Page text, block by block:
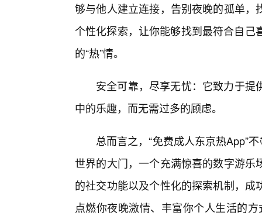
够与他人建立连接，告别夜晚的孤单
个性化探索，让你能够找到最符合自
的“热”情。
安全可靠，尽享无忧：它致力于
中的乐趣，而无需过多的顾虑。
总而言之，“免费成人东京热App”
世界的大门，一个充满惊喜的数字游
的社交功能以及个性化的探索机制，
点燃你夜晚激情、丰富你个人生活的